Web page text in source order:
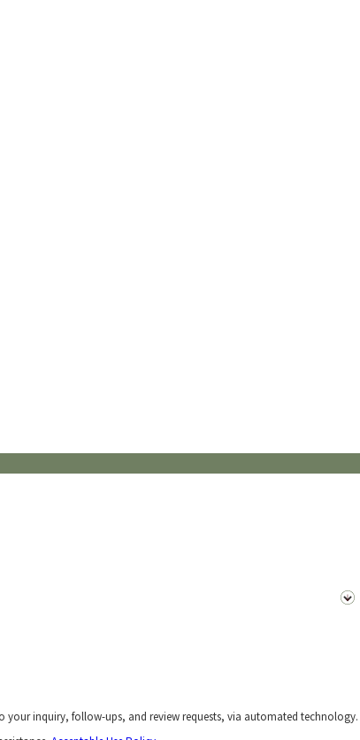
your inquiry, follow-ups, and review requests, via automated technology.